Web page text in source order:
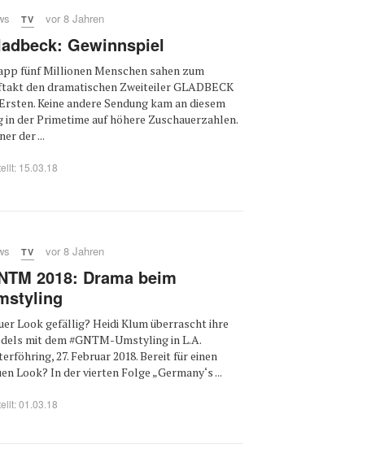
TV vor 8 Jahren
Gewinnspiel
fünf Millionen Menschen sahen zum
den dramatischen Zweiteiler GLADBECK
Keine andere Sendung kam an diesem
in der Primetime auf höhere Zuschauerzahlen.
der ...
15.03.18
TV vor 8 Jahren
2018: Drama beim
Look gefällig? Heidi Klum überrascht ihre
mit dem #GNTM-Umstyling in L.A.
27. Februar 2018. Bereit für einen
Look? In der vierten Folge „Germany‘s ...
01.03.18